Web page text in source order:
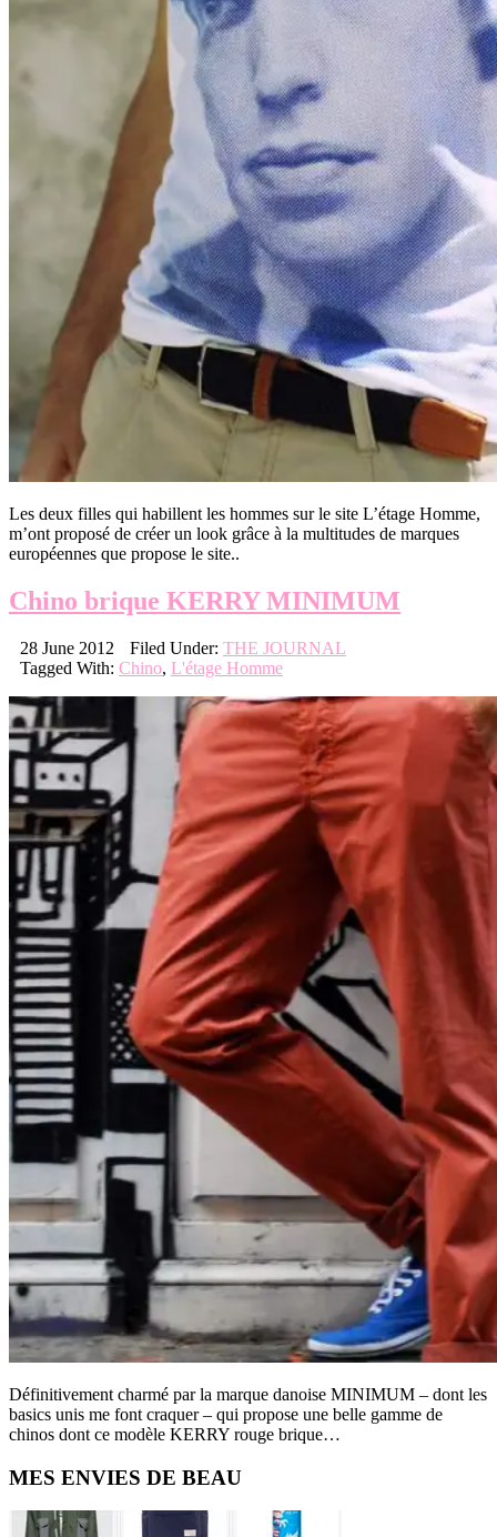
Les deux filles qui habillent les hommes sur le site L’étage Homme,
m’ont proposé de créer un look grâce à la multitudes de marques
européennes que propose le site..
Chino brique KERRY MINIMUM
28 June 2012 Filed Under: THE JOURNAL
Tagged With: Chino, L'étage Homme
Définitivement charmé par la marque danoise MINIMUM – dont les
basics unis me font craquer – qui propose une belle gamme de
chinos dont ce modèle KERRY rouge brique…
Primary
Sidebar
MES ENVIES DE BEAU